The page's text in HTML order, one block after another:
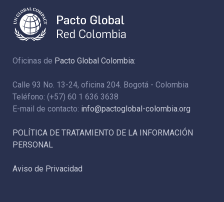
Oficinas de Pacto Global Colombia:
Calle 93 No. 13-24, oficina 204. Bogotá - Colombia
Teléfono: (+57) 60 1 636 3638
E-mail de contacto: info@pactoglobal-colombia.org
POLÍTICA DE TRATAMIENTO DE LA INFORMACIÓN
PERSONAL
Aviso de Privacidad